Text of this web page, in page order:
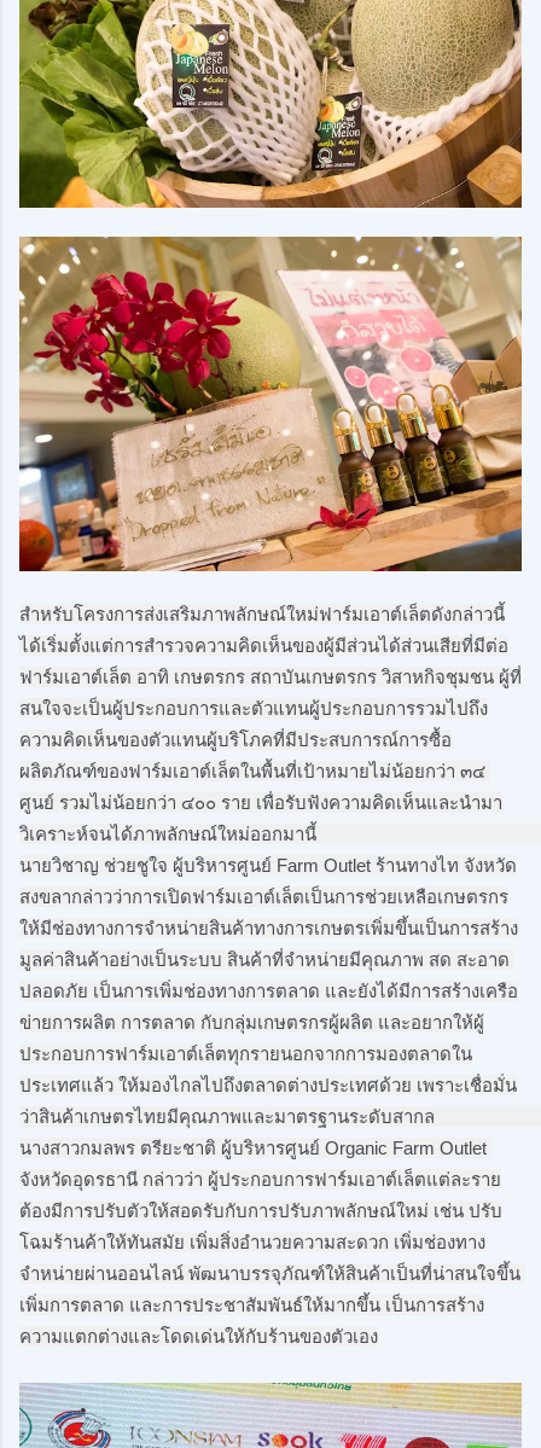
สำหรับโครงการส่งเสริมภาพลักษณ์ใหม่ฟาร์มเอาต์เล็ตดังกล่าวนี้
ได้เริ่มตั้งแต่การสำรวจความคิดเห็นของผู้มีส่วนได้ส่วนเสียที่มีต่อ
ฟาร์มเอาต์เล็ต อาทิ เกษตรกร สถาบันเกษตรกร วิสาหกิจชุมชน ผู้ที่
สนใจจะเป็นผู้ประกอบการและตัวแทนผู้ประกอบการรวมไปถึง
ความคิดเห็นของตัวแทนผู้บริโภคที่มีประสบการณ์การซื้อ
ผลิตภัณฑ์ของฟาร์มเอาต์เล็ตในพื้นที่เป้าหมายไม่น้อยกว่า ๓๔
ศูนย์ รวมไม่น้อยกว่า ๔๐๐ ราย เพื่อรับฟังความคิดเห็นและนำมา
วิเคราะห์จนได้ภาพลักษณ์ใหม่ออกมานี้
นายวิชาญ ช่วยชูใจ ผู้บริหารศูนย์ Farm Outlet ร้านทางไท จังหวัด
สงขลากล่าวว่าการเปิดฟาร์มเอาต์เล็ตเป็นการช่วยเหลือเกษตรกร
ให้มีช่องทางการจำหน่ายสินค้าทางการเกษตรเพิ่มขึ้นเป็นการสร้าง
มูลค่าสินค้าอย่างเป็นระบบ สินค้าที่จำหน่ายมีคุณภาพ สด สะอาด
ปลอดภัย เป็นการเพิ่มช่องทางการตลาด และยังได้มีการสร้างเครือ
ข่ายการผลิต การตลาด กับกลุ่มเกษตรกรผู้ผลิต และอยากให้ผู้
ประกอบการฟาร์มเอาต์เล็ตทุกรายนอกจากการมองตลาดใน
ประเทศแล้ว ให้มองไกลไปถึงตลาดต่างประเทศด้วย เพราะเชื่อมั่น
ว่าสินค้าเกษตรไทยมีคุณภาพและมาตรฐานระดับสากล
นางสาวกมลพร ตรียะชาติ ผู้บริหารศูนย์ Organic Farm Outlet
จังหวัดอุดรธานี กล่าวว่า ผู้ประกอบการฟาร์มเอาต์เล็ตแต่ละราย
ต้องมีการปรับตัวให้สอดรับกับการปรับภาพลักษณ์ใหม่ เช่น ปรับ
โฉมร้านค้าให้ทันสมัย เพิ่มสิ่งอำนวยความสะดวก เพิ่มช่องทาง
จำหน่ายผ่านออนไลน์ พัฒนาบรรจุภัณฑ์ให้สินค้าเป็นที่น่าสนใจขึ้น
เพิ่มการตลาด และการประชาสัมพันธ์ให้มากขึ้น เป็นการสร้าง
ความแตกต่างและโดดเด่นให้กับร้านของตัวเอง